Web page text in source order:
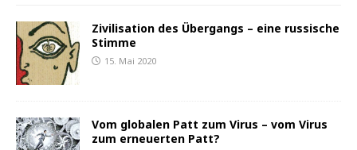
Zivilisation des Übergangs – eine russische
Stimme
15. Mai 2020
Vom globalen Patt zum Virus – vom Virus
zum erneuerten Patt?